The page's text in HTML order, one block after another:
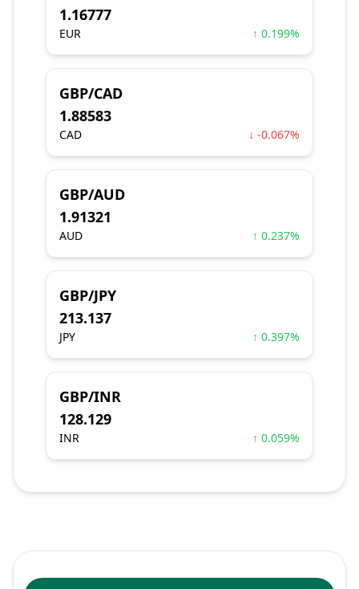
1.16777
EUR ↑ 0.199%
GBP/CAD
1.88583
CAD ↓ -0.067%
GBP/AUD
1.91321
AUD ↑ 0.237%
GBP/JPY
213.137
JPY ↑ 0.397%
GBP/INR
128.129
INR ↑ 0.059%